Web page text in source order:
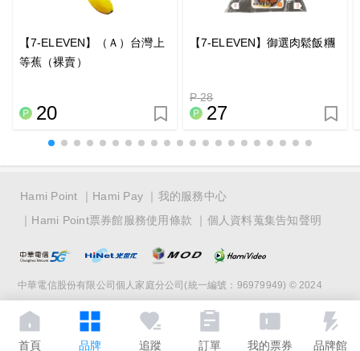
首頁 品牌 追蹤 訂單 我的票券 品牌館
【7-ELEVEN】（Ａ）台灣上
等蕉（裸賣）
20
【7-ELEVEN】御選肉鬆飯糰
P 28
27
Hami Point Hami Pay
我的服務中心
Hami Point票券館服務使用條款
個人資料蒐集告知聲明
中華電信股份有限公司個人家庭分公司(統一編號：96979949) © 2024